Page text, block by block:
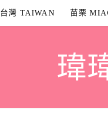
台灣 TAIWAN 苗栗
瑋